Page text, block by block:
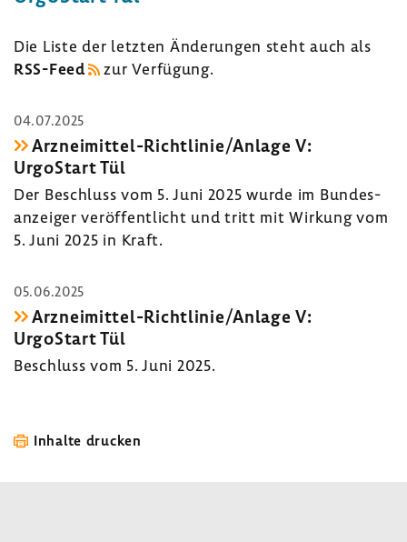
Die Liste der letzten Ände­rungen steht auch als
RSS-​Feed
zur Verfü­gung.
04.07.2025
Arzneimittel-​Richtlinie/Anlage V:
UrgoStart Tül
Der Beschluss vom 5. Juni 2025 wurde im Bundes­
an­zeiger veröf­fent­licht und tritt mit Wirkung vom
5. Juni 2025 in Kraft.
05.06.2025
Arzneimittel-​Richtlinie/Anlage V:
UrgoStart Tül
Beschluss vom 5. Juni 2025.
Inhalte drucken